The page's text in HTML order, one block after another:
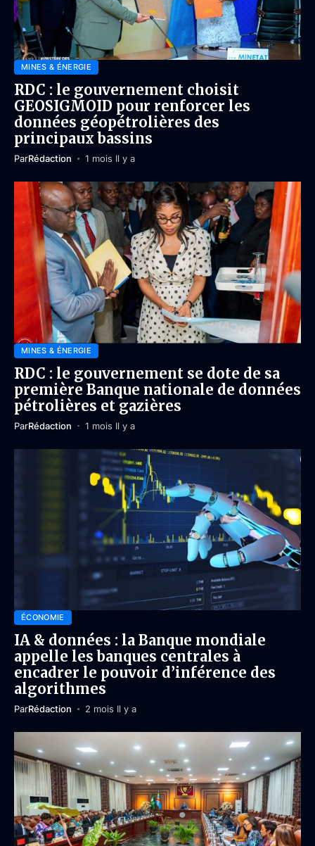
MINES & ÉNERGIE
RDC : le gouvernement choisit
GEOSIGMOID pour renforcer les
données géopétrolières des
principaux bassins
ParRédaction 1 mois Il y a
MINES & ÉNERGIE
RDC : le gouvernement se dote de sa
première Banque nationale de données
pétrolières et gazières
ParRédaction 1 mois Il y a
ÉCONOMIE
IA & données : la Banque mondiale
appelle les banques centrales à
encadrer le pouvoir d’inférence des
algorithmes
ParRédaction 2 mois Il y a